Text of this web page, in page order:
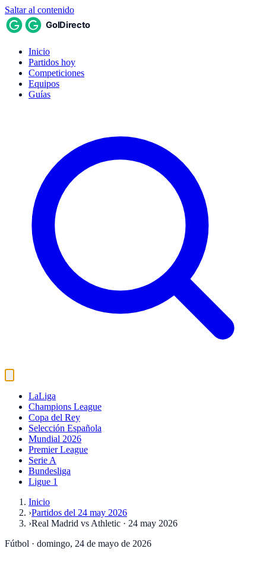
Saltar al contenido
Inicio
Partidos hoy
Competiciones
Equipos
Guías
LaLiga
Champions League
Copa del Rey
Selección Española
Mundial 2026
Premier League
Serie A
Bundesliga
Ligue 1
Inicio
›Partidos del 24 may 2026
›Real Madrid vs Athletic · 24 may 2026
Fútbol · domingo, 24 de mayo de 2026